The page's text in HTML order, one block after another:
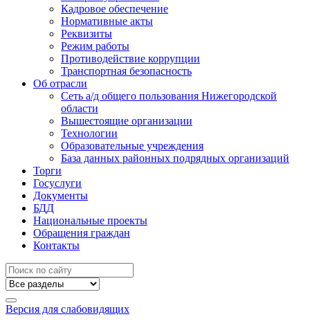
Кадровое обеспечение
Нормативные акты
Реквизиты
Режим работы
Противодействие коррупции
Транспортная безопасность
Об отрасли
Сеть а/д общего пользования Нижегородской
области
Вышестоящие организации
Технологии
Образовательные учреждения
База данных районных подрядных организаций
Торги
Госуслуги
Документы
БДД
Национальные проекты
Обращения граждан
Контакты
Версия для слабовидящих